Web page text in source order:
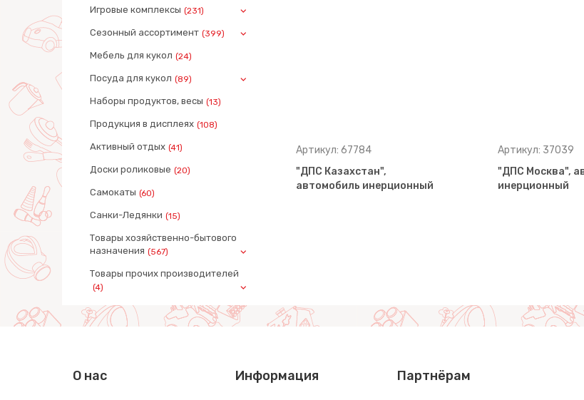
Игровые комплексы (231)
Сезонный ассортимент (399)
Мебель для кукол (24)
Посуда для кукол (89)
Наборы продуктов, весы (13)
Продукция в дисплеях (108)
Активный отдых (41)
Доски роликовые (20)
Самокаты (60)
Санки-Ледянки (15)
Товары хозяйственно-бытового
назначения (567)
Товары прочих производителей
(4)
Артикул: 71286
Автомобиль пожарный
Артикул: 67784
"ДПС Казахстан",
автомобиль инерционный
Артикул: 37039
"ДПС Москва",
инерционный
О нас Информация Партнёрам